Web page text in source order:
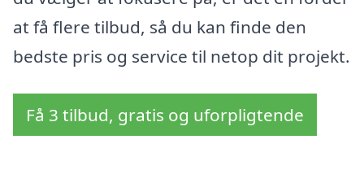
at få flere tilbud, så du kan finde den
bedste pris og service til netop dit projekt.
Få 3 tilbud, gratis og uforpligtende